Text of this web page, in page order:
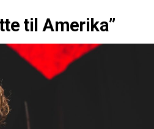
til Amerika”